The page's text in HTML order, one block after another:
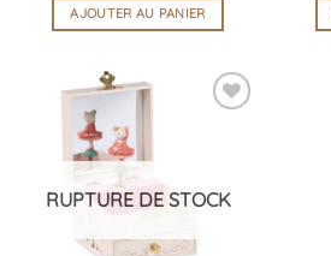
AJOUTER AU PANIER
RUPTURE DE STOCK